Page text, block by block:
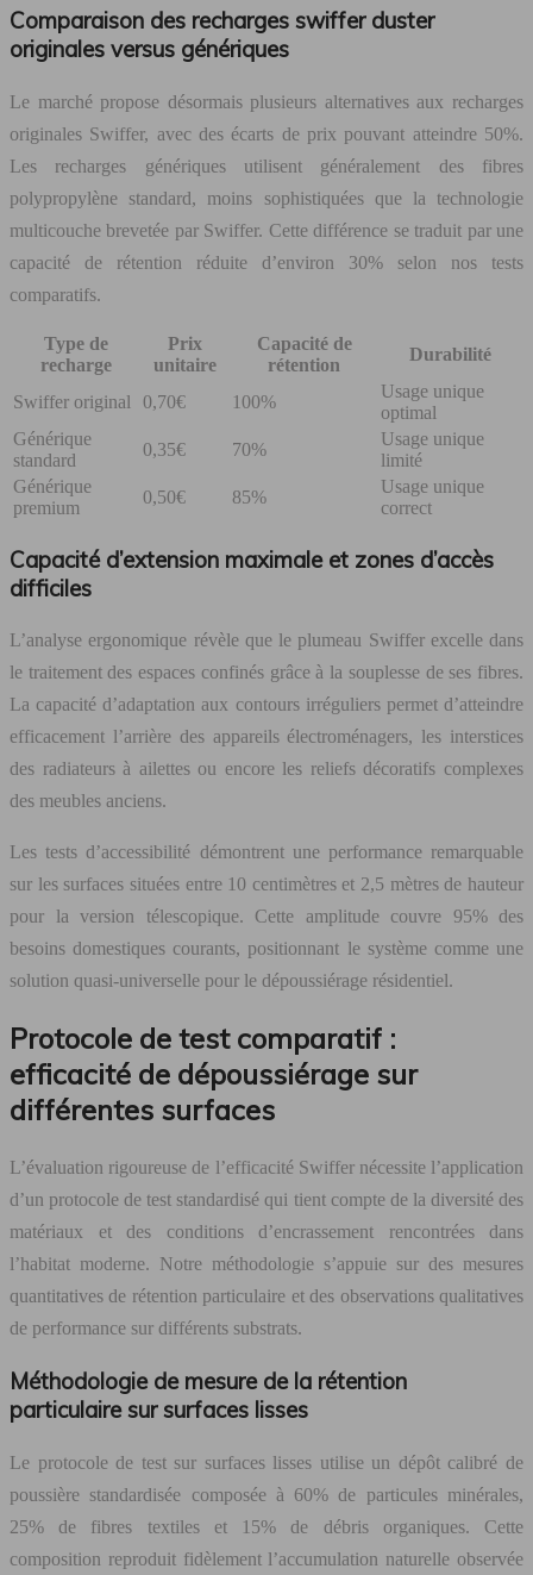
Comparaison des recharges swiffer duster
originales versus génériques
Le marché propose désormais plusieurs alternatives aux recharges
originales Swiffer, avec des écarts de prix pouvant atteindre 50%.
Les recharges génériques utilisent généralement des fibres
polypropylène standard, moins sophistiquées que la technologie
multicouche brevetée par Swiffer. Cette différence se traduit par une
capacité de rétention réduite d’environ 30% selon nos tests
comparatifs.
Type de
recharge
Prix
unitaire
Capacité de
rétention
Durabilité
Swiffer original 0,70€ 100%
Usage unique
optimal
Générique
standard
0,35€ 70%
Usage unique
limité
Générique
premium
0,50€ 85%
Usage unique
correct
Capacité d’extension maximale et zones d’accès
difficiles
L’analyse ergonomique révèle que le plumeau Swiffer excelle dans
le traitement des espaces confinés grâce à la souplesse de ses fibres.
La capacité d’adaptation aux contours irréguliers permet d’atteindre
efficacement l’arrière des appareils électroménagers, les interstices
des radiateurs à ailettes ou encore les reliefs décoratifs complexes
des meubles anciens.
Les tests d’accessibilité démontrent une performance remarquable
sur les surfaces situées entre 10 centimètres et 2,5 mètres de hauteur
pour la version télescopique. Cette amplitude couvre 95% des
besoins domestiques courants, positionnant le système comme une
solution quasi-universelle pour le dépoussiérage résidentiel.
Protocole de test comparatif :
efficacité de dépoussiérage sur
différentes surfaces
L’évaluation rigoureuse de l’efficacité Swiffer nécessite l’application
d’un protocole de test standardisé qui tient compte de la diversité des
matériaux et des conditions d’encrassement rencontrées dans
l’habitat moderne. Notre méthodologie s’appuie sur des mesures
quantitatives de rétention particulaire et des observations qualitatives
de performance sur différents substrats.
Méthodologie de mesure de la rétention
particulaire sur surfaces lisses
Le protocole de test sur surfaces lisses utilise un dépôt calibré de
poussière standardisée composée à 60% de particules minérales,
25% de fibres textiles et 15% de débris organiques. Cette
composition reproduit fidèlement l’accumulation naturelle observée